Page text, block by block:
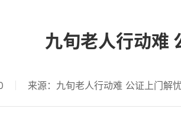
九旬老人行动难
来源：九旬老人行动难 公证上门解